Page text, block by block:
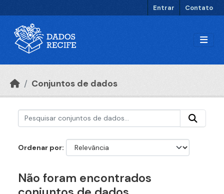
Entrar Contato
Conjuntos de dados
Ordenar por
Não foram encontrados